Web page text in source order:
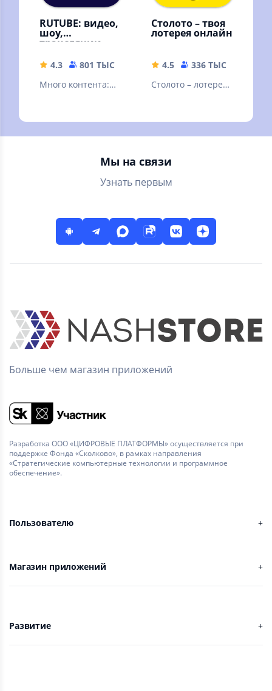
RUTUBE: видео,
шоу,
трансляции
4.3 801 ТЫС
42.88 MB
Много контента:
прямые эфиры,
сериалы и шоу
Столото – твоя
лотерея онлайн
4.5 336 ТЫС
Столото – лотерея,
лото и другие
лотереи
Мы на связи
Узнать первым
Больше чем магазин приложений
Разработка ООО «ЦИФРОВЫЕ ПЛАТФОРМЫ» осуществляется при
поддержке Фонда «Сколково», в рамках направления
«Стратегические компьютерные технологии и программное
обеспечение».
Пользователю
Магазин приложений
Развитие